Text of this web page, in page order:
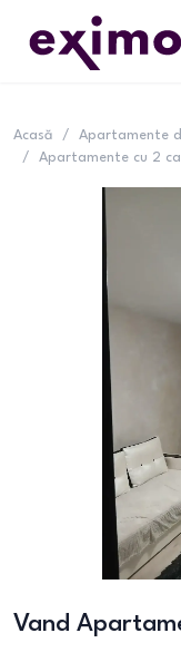
Acasă / Apartamente
/
Apartamente cu 2
Vand